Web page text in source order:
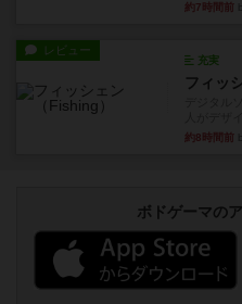
約7時間前
レビュー
充実
フィッ
約8時間前
ボドゲーマの